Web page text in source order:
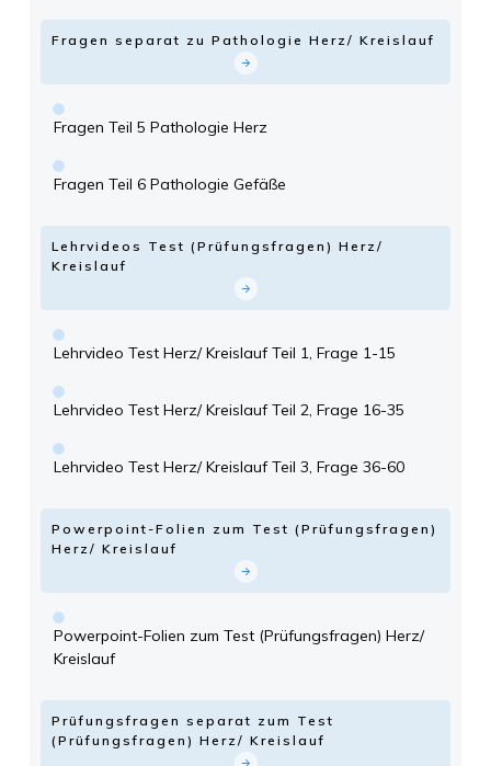
Fragen separat zu Pathologie Herz/ Kreislauf
Fragen Teil 5 Pathologie Herz
Fragen Teil 6 Pathologie Gefäße
Lehrvideos Test (Prüfungsfragen) Herz/
Kreislauf
Lehrvideo Test Herz/ Kreislauf Teil 1, Frage 1-15
Lehrvideo Test Herz/ Kreislauf Teil 2, Frage 16-35
Lehrvideo Test Herz/ Kreislauf Teil 3, Frage 36-60
Powerpoint-Folien zum Test (Prüfungsfragen)
Herz/ Kreislauf
Powerpoint-Folien zum Test (Prüfungsfragen) Herz/
Kreislauf
Prüfungsfragen separat zum Test
(Prüfungsfragen) Herz/ Kreislauf